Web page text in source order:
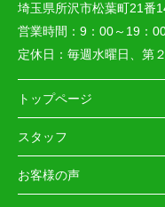
埼玉県所沢市松葉町21番
営業時間： 9：00～19：
定休日： 毎週水曜日、第
トップページ
スタッフ
お客様の声